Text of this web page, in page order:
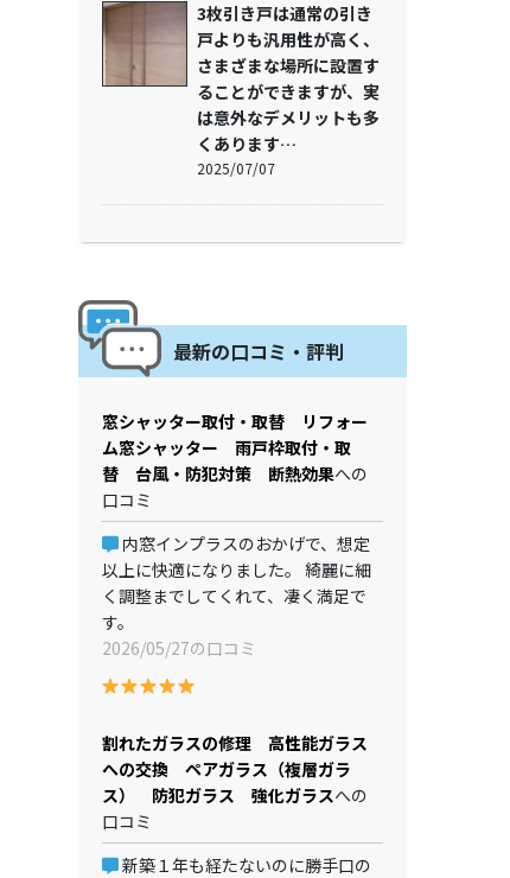
3枚引き戸は通常の引き
戸よりも汎用性が高く、
さまざまな場所に設置す
ることができますが、実
は意外なデメリットも多
くあります…
2025/07/07
最新の口コミ・評判
窓シャッター取付・取替 リフォー
ム窓シャッター 雨戸枠取付・取
替 台風・防犯対策 断熱効果への
口コミ
内窓インプラスのおかげで、想定
以上に快適になりました。 綺麗に細
く調整までしてくれて、凄く満足で
す。
2026/05/27の口コミ
割れたガラスの修理 高性能ガラス
への交換 ペアガラス（複層ガラ
ス） 防犯ガラス 強化ガラスへの
口コミ
新築１年も経たないのに勝手口の